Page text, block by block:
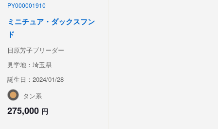
PY000001910
ミニチュア・ダックスフン
ド
日原芳子ブリーダー
見学地：埼玉県
誕生日：2024/01/28
タン系
275,000 円